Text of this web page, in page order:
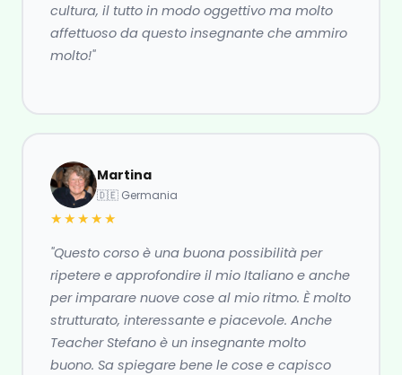
cultura, il tutto in modo oggettivo ma molto
affettuoso da questo insegnante che ammiro
molto!"
Martina
🇩🇪 Germania
★★★★★
"Questo corso è una buona possibilità per
ripetere e approfondire il mio Italiano e anche
per imparare nuove cose al mio ritmo. È molto
strutturato, interessante e piacevole. Anche
Teacher Stefano è un insegnante molto
buono. Sa spiegare bene le cose e capisco